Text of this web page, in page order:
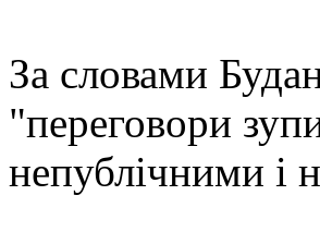
За словами
"переговори
непублічними і